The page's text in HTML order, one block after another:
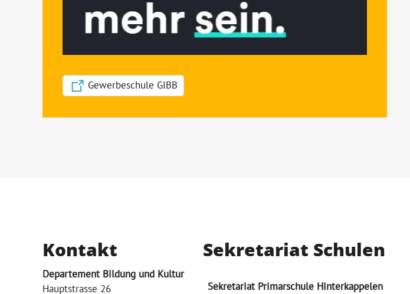
Gewerbeschule GIBB
Kontakt
Departement Bildung und Kultur
Hauptstrasse 26
Sekretariat Schulen
Sekretariat Primarschule Hinterkappelen